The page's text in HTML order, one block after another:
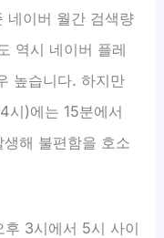
네이버 월간 검색량
역시 네이버 플레
높습니다. 하지만
시)에는 15분에서
해 불편함을 호소
3시에서 5시 사이